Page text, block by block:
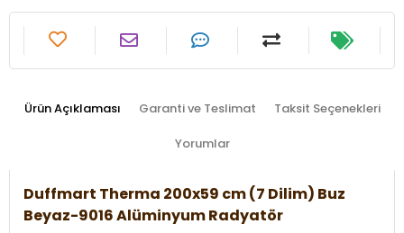
Ürün Açıklaması Garanti ve Teslimat Taksit Seçenekleri
Yorumlar
Duffmart Therma 200x59 cm (7 Dilim) Buz
Beyaz-9016 Alüminyum Radyatör